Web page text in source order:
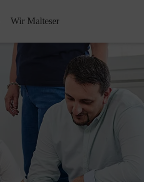
Wir Malteser